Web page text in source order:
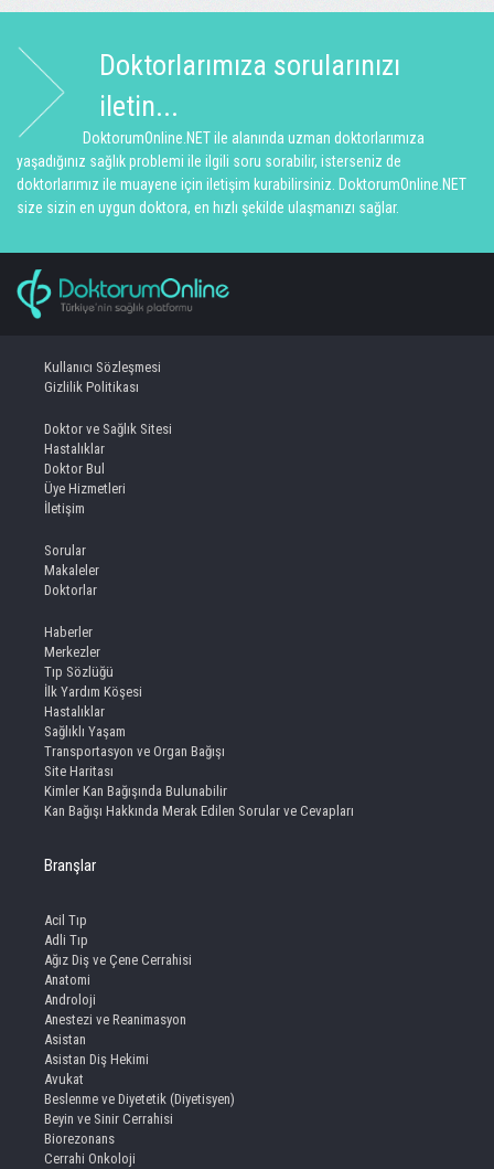
Doktorlarımıza sorularınızı
iletin...
DoktorumOnline.NET ile alanında uzman doktorlarımıza
yaşadığınız sağlık problemi ile ilgili soru sorabilir, isterseniz de
doktorlarımız ile muayene için iletişim kurabilirsiniz. DoktorumOnline.NET
size sizin en uygun doktora, en hızlı şekilde ulaşmanızı sağlar.
Kullanıcı Sözleşmesi
Gizlilik Politikası
Doktor ve Sağlık Sitesi
Hastalıklar
Doktor Bul
Üye Hizmetleri
İletişim
Sorular
Makaleler
Doktorlar
Haberler
Merkezler
Tıp Sözlüğü
İlk Yardım Köşesi
Hastalıklar
Sağlıklı Yaşam
Transportasyon ve Organ Bağışı
Site Haritası
Kimler Kan Bağışında Bulunabilir
Kan Bağışı Hakkında Merak Edilen Sorular ve Cevapları
Branşlar
Acil Tıp
Adli Tıp
Ağız Diş ve Çene Cerrahisi
Anatomi
Androloji
Anestezi ve Reanimasyon
Asistan
Asistan Diş Hekimi
Avukat
Beslenme ve Diyetetik (Diyetisyen)
Beyin ve Sinir Cerrahisi
Biorezonans
Cerrahi Onkoloji